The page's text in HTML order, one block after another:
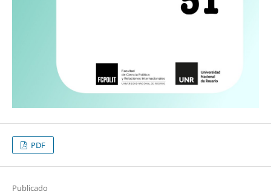
PDF
Publicado